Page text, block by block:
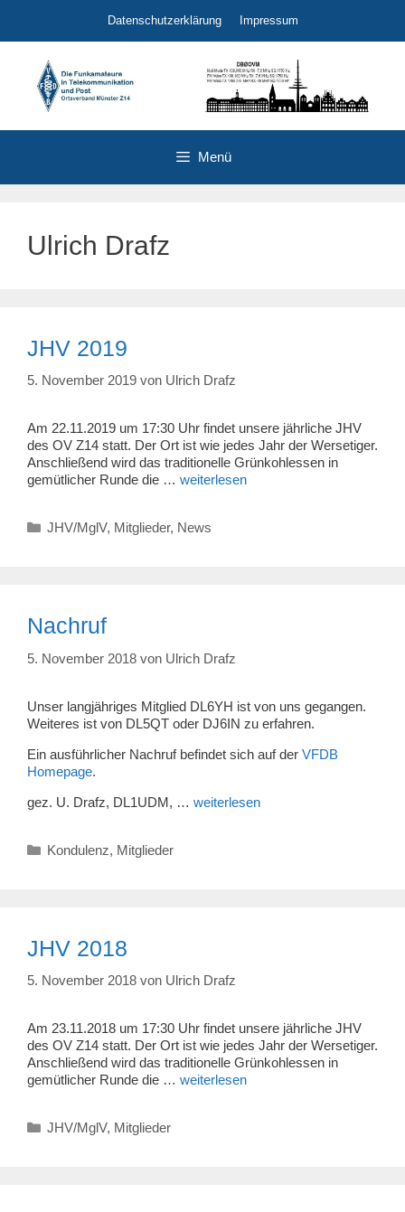
springen
Datenschutzerklärung Impressum
Menü
Ulrich Drafz
JHV 2019
5. November 2019 von Ulrich Drafz
Am 22.11.2019 um 17:30 Uhr findet unsere jährliche JHV
des OV Z14 statt. Der Ort ist wie jedes Jahr der Wersetiger.
Anschließend wird das traditionelle Grünkohlessen in
gemütlicher Runde die … weiterlesen
Kategorien
JHV/MglV, Mitglieder, News
Nachruf
5. November 2018 von Ulrich Drafz
Unser langjähriges Mitglied DL6YH ist von uns gegangen.
Weiteres ist von DL5QT oder DJ6IN zu erfahren.
Ein ausführlicher Nachruf befindet sich auf der VFDB
Homepage.
gez. U. Drafz, DL1UDM, … weiterlesen
Kategorien
Kondulenz, Mitglieder
JHV 2018
5. November 2018 von Ulrich Drafz
Am 23.11.2018 um 17:30 Uhr findet unsere jährliche JHV
des OV Z14 statt. Der Ort ist wie jedes Jahr der Wersetiger.
Anschließend wird das traditionelle Grünkohlessen in
gemütlicher Runde die … weiterlesen
Kategorien
JHV/MglV, Mitglieder